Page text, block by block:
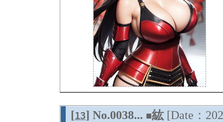
[13] No.0038... ■紘 [Date：